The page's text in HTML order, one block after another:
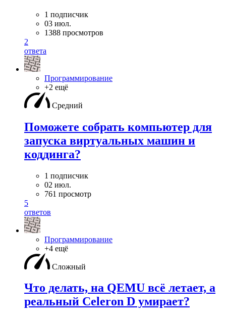
1 подписчик
03 июл.
1388 просмотров
2
ответа
Программирование
+2 ещё
Средний
Поможете собрать компьютер для
запуска виртуальных машин и
коддинга?
1 подписчик
02 июл.
761 просмотр
5
ответов
Программирование
+4 ещё
Сложный
Что делать, на QEMU всё летает, а
реальный Celeron D умирает?